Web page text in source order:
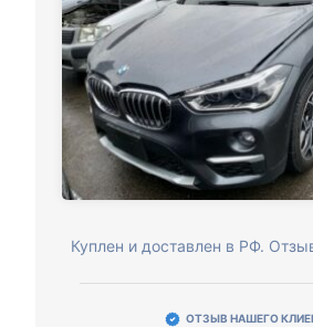
Куплен и доставлен в РФ.
ОТЗЫВ НАШЕГО